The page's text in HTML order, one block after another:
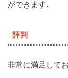
ができます。
評判
非常に満足して